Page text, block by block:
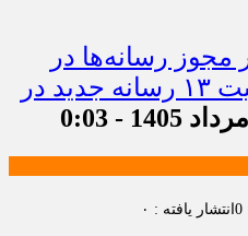
مجوز رسانه‌ها در
خراسان شمالی / فعالیت ۱۳ رسانه جدید در
انتشار یافته : ۰